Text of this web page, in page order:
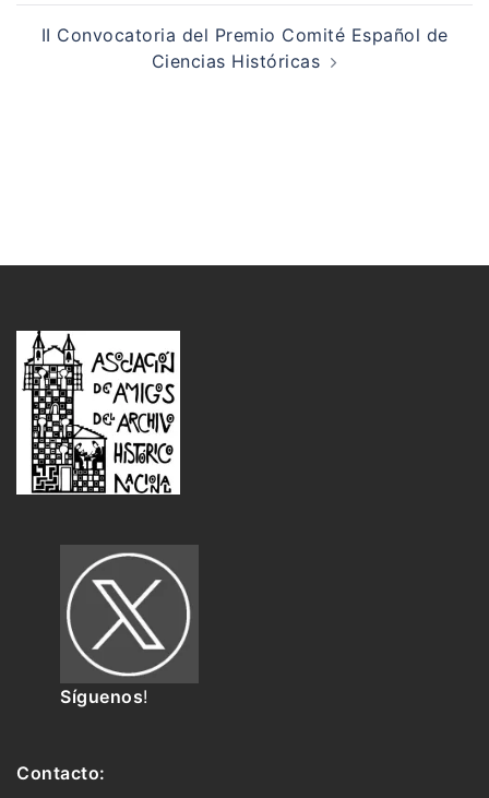
II Convocatoria del Premio Comité Español de
Ciencias Históricas
Síguenos!
Contacto: